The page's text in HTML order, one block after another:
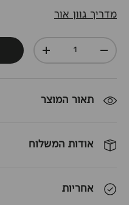
מדריך גוון אור
כמות
+
תאור המוצר
אודות המשלוח
אחריות